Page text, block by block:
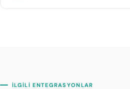
İLGİLİ ENTEGRASYONLAR